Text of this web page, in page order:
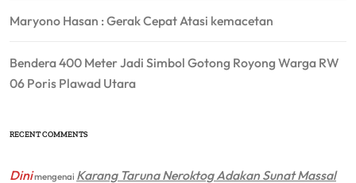
Maryono Hasan : Gerak Cepat Atasi kemacetan
Bendera 400 Meter Jadi Simbol Gotong Royong Warga RW
06 Poris Plawad Utara
RECENT COMMENTS
Dinimengenai Karang Taruna Neroktog Adakan Sunat Massal